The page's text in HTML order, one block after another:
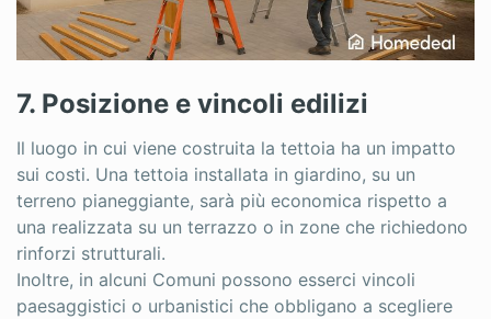
7. Posizione e vincoli edilizi
Il luogo in cui viene costruita la tettoia ha un impatto
sui costi. Una tettoia installata in giardino, su un
terreno pianeggiante, sarà più economica rispetto a
una realizzata su un terrazzo o in zone che richiedono
rinforzi strutturali.
Inoltre, in alcuni Comuni possono esserci vincoli
paesaggistici o urbanistici che obbligano a scegliere